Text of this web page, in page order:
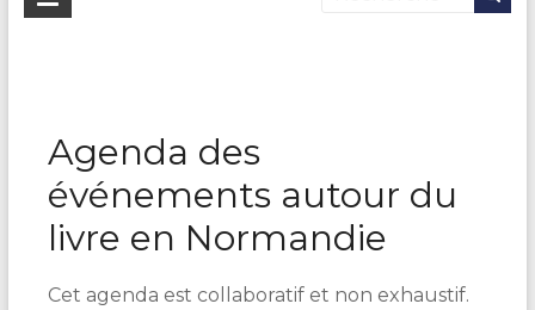
Agenda des
événements autour du
livre en Normandie
Cet agenda est collaboratif et non exhaustif.